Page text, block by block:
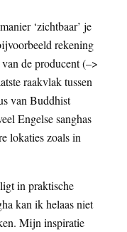
‘zichtbaar’ je
rekening
de producent (–>
raakvlak tussen
van Buddhist
Engelse sanghas
lokaties zoals in
in praktische
kan ik helaas niet
Mijn inspiratie